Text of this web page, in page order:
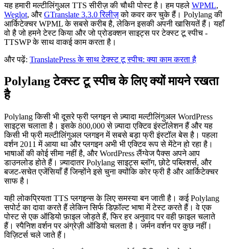
यह हमारी मल्टीलिंगुअल TTS सीरीज़ की चौथी पोस्ट है। हम पहले WPML,
Weglot, औरGTranslate 3.3.0 रिलीज़को कवर कर चुके हैं। Polylang की
आर्किटेक्चर WPML के सबसे करीब है, लेकिन इसकी अपनी खासियतें हैं। यहाँ
वो है जो हमने टेस्ट किया और जो प्रोडक्शन साइट्स पर टेक्स्ट टू स्पीच -
TTSWP के साथ वाकई काम करता है।
और पढ़ें: TranslatePress के साथ टेक्स्ट टू स्पीच: क्या काम करता है
Polylang टेक्स्ट टू स्पीच के लिए क्यों मायने रखता
है
Polylang किसी भी दूसरे फ्री प्लगइन से ज़्यादा मल्टीलिंगुअल WordPress
साइट्स चलाता है। इसके 800,000 से ज़्यादा एक्टिव इंस्टॉलेशन हैं और यह
किसी भी फ्री मल्टीलिंगुअल प्लगइन में सबसे बड़ा फ्री इंस्टॉल बेस है। पहला
वर्शन 2011 में आया था और प्लगइन अभी भी एक्टिव रूप से मेंटेन हो रहा है।
भाषाओं की कोई सीमा नहीं है, और WordPress लैंग्वेज पैक्स अपने आप
डाउनलोड होते हैं। ज़्यादातर Polylang साइट्स ब्लॉग, छोटे पब्लिशर्स, और
बजट-सचेत एजेंसियाँ हैं जिन्होंने इसे चुना क्योंकि कोर फ्री है और आर्किटेक्चर
साफ है।
यही लोकप्रियता TTS प्लगइन्स के लिए समस्या बन जाती है। कई Polylang
सपोर्ट का दावा करते हैं लेकिन सिर्फ डिफ़ॉल्ट भाषा में टेस्ट करते हैं। वे एक
पोस्ट से एक ऑडियो फ़ाइल जोड़ते हैं, फिर हर अनुवाद पर वही फ़ाइल चलाते
हैं। स्पैनिश वर्शन पर अंग्रेज़ी ऑडियो चलता है। जर्मन वर्शन पर कुछ नहीं।
विज़िटर्स चले जाते हैं।